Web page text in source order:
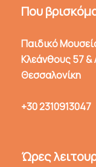
Που
Παιδικό
Κλεάνθους 57
Θεσσαλονίκη
+30 2310913047
Ώρες